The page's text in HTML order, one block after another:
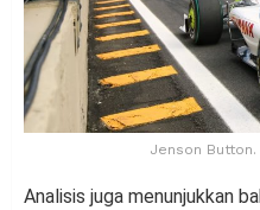
Jenson Button.
Analisis juga menunjukkan